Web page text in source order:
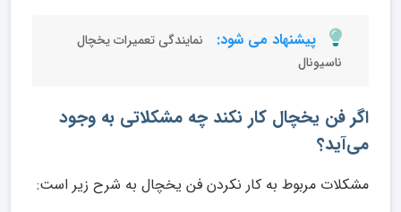
پیشنهاد می شود:
نمایندگی تعمیرات یخچال
ناسیونال
اگر فن یخچال کار نکند چه مشکلاتی به وجود
می‌آید؟
مشکلات مربوط به کار نکردن فن یخچال به شرح زیر است: